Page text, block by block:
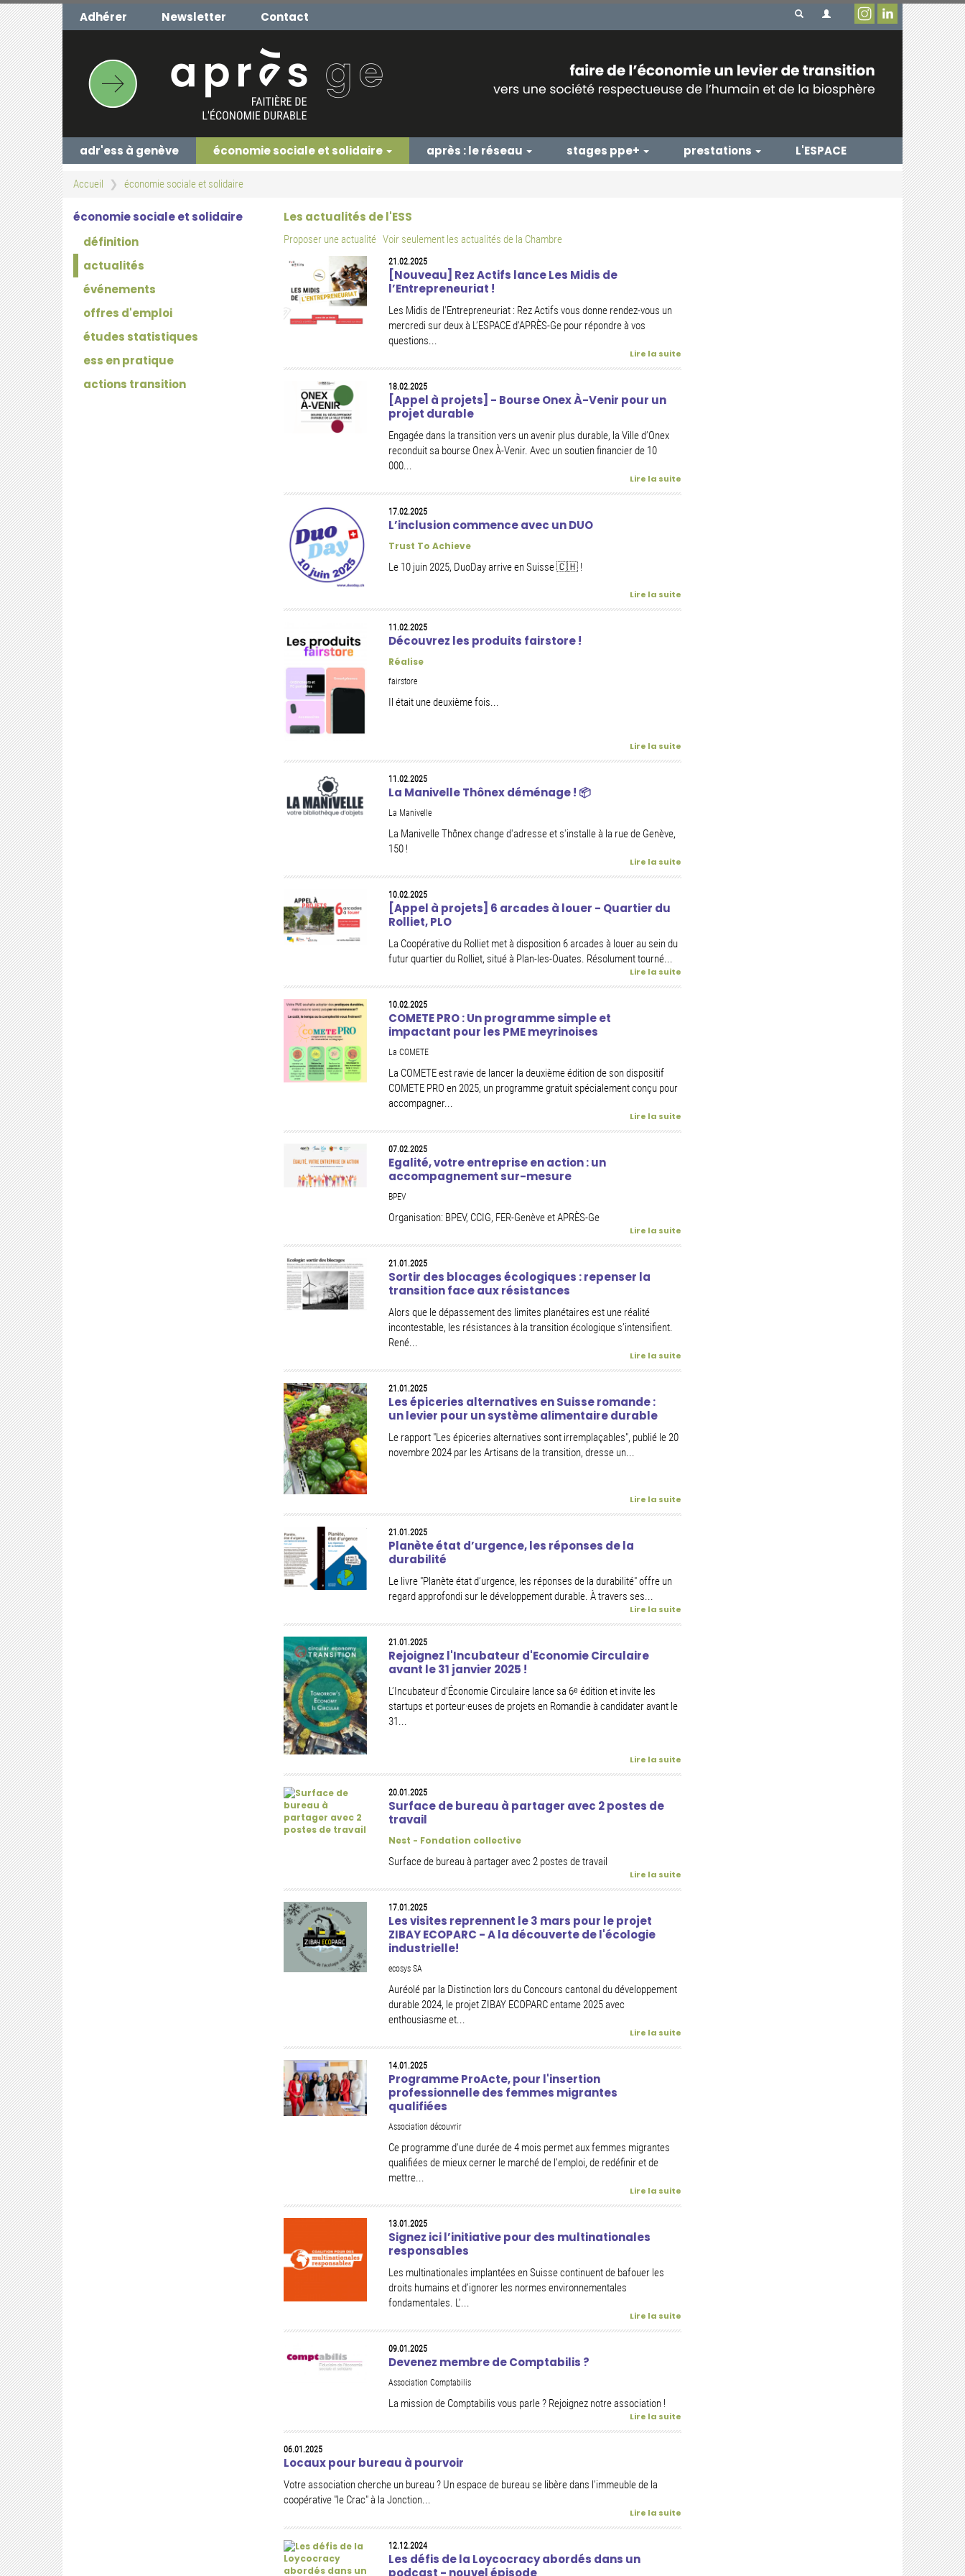
Aller
au
contenu
principal
Adhérer Newsletter Contact
adr'ess à genève économie sociale et solidaire après : le réseau stages ppe+ prestations L'ESPACE
Accueil économie sociale et solidaire
économie sociale et solidaire
définition
actualités
événements
offres d'emploi
études statistiques
ess en pratique
actions transition
Les actualités de l'ESS
Proposer une actualité Voir seulement les actualités de la Chambre
21.02.2025
[Nouveau] Rez Actifs lance Les Midis de
l’Entrepreneuriat !
Les Midis de l'Entrepreneuriat : Rez Actifs vous donne rendez-vous un
mercredi sur deux à L’ESPACE d’APRÈS-Ge pour répondre à vos
questions...
Lire la suite
18.02.2025
[Appel à projets] - Bourse Onex À-Venir pour un
projet durable
Engagée dans la transition vers un avenir plus durable, la Ville d’Onex
reconduit sa bourse Onex À-Venir. Avec un soutien financier de 10
000...
Lire la suite
17.02.2025
L’inclusion commence avec un DUO
Trust To Achieve
Le 10 juin 2025, DuoDay arrive en Suisse 🇨🇭 !
Lire la suite
11.02.2025
Découvrez les produits fairstore !
Réalise
fairstore
Il était une deuxième fois...
Lire la suite
11.02.2025
La Manivelle Thônex déménage ! 📦
La Manivelle
La Manivelle Thônex change d'adresse et s'installe à la rue de Genève,
150 !
Lire la suite
10.02.2025
[Appel à projets] 6 arcades à louer - Quartier du
Rolliet, PLO
La Coopérative du Rolliet met à disposition 6 arcades à louer au sein du
futur quartier du Rolliet, situé à Plan-les-Ouates. Résolument tourné...
Lire la suite
10.02.2025
COMETE PRO : Un programme simple et
impactant pour les PME meyrinoises
La COMETE
La COMETE est ravie de lancer la deuxième édition de son dispositif
COMETE PRO en 2025, un programme gratuit spécialement conçu pour
accompagner...
Lire la suite
07.02.2025
Egalité, votre entreprise en action : un
accompagnement sur-mesure
BPEV
Organisation: BPEV, CCIG, FER-Genève et APRÈS-Ge
Lire la suite
21.01.2025
Sortir des blocages écologiques : repenser la
transition face aux résistances
Alors que le dépassement des limites planétaires est une réalité
incontestable, les résistances à la transition écologique s’intensifient.
René...
Lire la suite
21.01.2025
Les épiceries alternatives en Suisse romande :
un levier pour un système alimentaire durable
Le rapport "Les épiceries alternatives sont irremplaçables", publié le 20
novembre 2024 par les Artisans de la transition, dresse un...
Lire la suite
21.01.2025
Planète état d’urgence, les réponses de la
durabilité
Le livre "Planète état d’urgence, les réponses de la durabilité" offre un
regard approfondi sur le développement durable. À travers ses...
Lire la suite
21.01.2025
Rejoignez l'Incubateur d'Economie Circulaire
avant le 31 janvier 2025 !
L’Incubateur d’Économie Circulaire lance sa 6ᵉ édition et invite les
startups et porteur·euses de projets en Romandie à candidater avant le
31...
Lire la suite
20.01.2025
Surface de bureau à partager avec 2 postes de
travail
Nest - Fondation collective
Surface de bureau à partager avec 2 postes de travail
Lire la suite
17.01.2025
Les visites reprennent le 3 mars pour le projet
ZIBAY ECOPARC - A la découverte de l'écologie
industrielle!
ecosys SA
Auréolé par la Distinction lors du Concours cantonal du développement
durable 2024, le projet ZIBAY ECOPARC entame 2025 avec
enthousiasme et...
Lire la suite
14.01.2025
Programme ProActe, pour l'insertion
professionnelle des femmes migrantes
qualifiées
Association découvrir
Ce programme d'une durée de 4 mois permet aux femmes migrantes
qualifiées de mieux cerner le marché de l’emploi, de redéfinir et de
mettre...
Lire la suite
13.01.2025
Signez ici l’initiative pour des multinationales
responsables
Les multinationales implantées en Suisse continuent de bafouer les
droits humains et d’ignorer les normes environnementales
fondamentales. L’...
Lire la suite
09.01.2025
Devenez membre de Comptabilis ?
Association Comptabilis
La mission de Comptabilis vous parle ? Rejoignez notre association !
Lire la suite
06.01.2025
Locaux pour bureau à pourvoir
Votre association cherche un bureau ? Un espace de bureau se libère dans l'immeuble de la
coopérative "le Crac" à la Jonction...
Lire la suite
12.12.2024
Les défis de la Loycocracy abordés dans un
podcast - nouvel épisode